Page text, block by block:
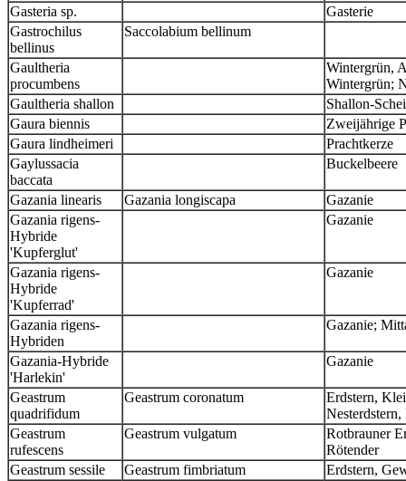
Gasteria sp.
Gasterie
Gastrochilus
bellinus
Saccolabium bellinum
Gaultheria
procumbens
Wintergrün,
Wintergrün;
Gaultheria shallon
Shallon-
Gaura biennis
Zweijährige
Gaura lindheimeri
Prachtkerze
Gaylussacia
baccata
Buckelbeere
Gazania linearis Gazania longiscapa
Gazanie
Gazania rigens-
Hybride
'Kupferglut'
Gazanie
Gazania rigens-
Hybride
'Kupferrad'
Gazanie
Gazania rigens-
Hybriden
Gazanie;
Gazania-Hybride
'Harlekin'
Gazanie
Geastrum
quadrifidum
Geastrum coronatum
Erdstern,
Geastrum
rufescens
Geastrum vulgatum
Rotbrauner
Rötender
Geastrum sessile
Geastrum fimbriatum
Erdstern,